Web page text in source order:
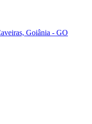
Goiânia - GO